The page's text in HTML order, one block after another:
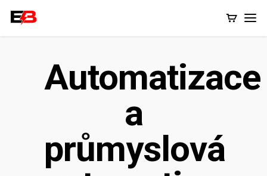
Automatizace
a
průmyslová